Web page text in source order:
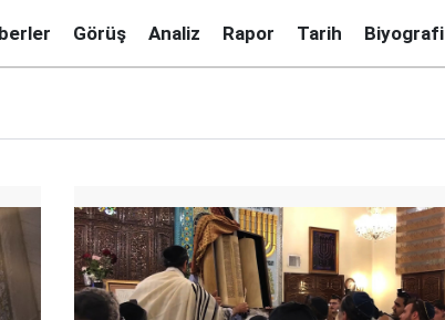
Görüş Analiz Rapor Tarih Biyografi